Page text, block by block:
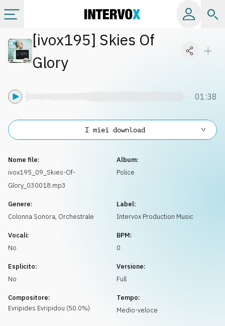
Categorie
[ivox195] Skies Of
Glory
01:38
Nome file:
ivox195_09_Skies-Of-
Glory_030018.mp3
Album:
Police
Genere:
Colonna Sonora, Orchestrale
Label:
Intervox Production Music
Vocali:
No
BPM:
0
Esplicito:
No
Versione:
Full
Compositore:
Evripides Evripidou (50.0%)
Tempo:
Medio-veloce
I miei download